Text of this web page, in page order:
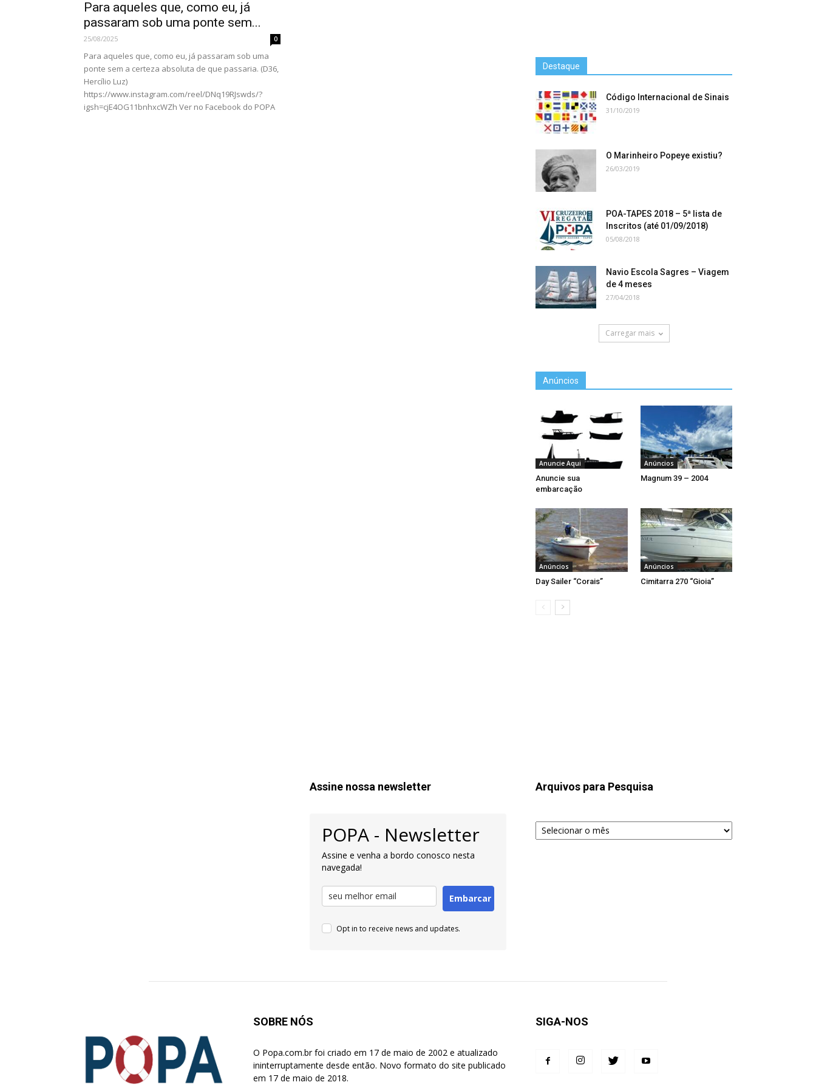
Para aqueles que, como eu, já
passaram sob uma ponte sem...
25/08/2025 0
Para aqueles que, como eu, já passaram sob uma
ponte sem a certeza absoluta de que passaria. (D36,
Hercílio Luz)
https://www.instagram.com/reel/DNq19RJswds/?
igsh=cjE4OG11bnhxcWZh Ver no Facebook do POPA
Destaque
Código Internacional de Sinais
31/10/2019
O Marinheiro Popeye existiu?
26/03/2019
POA-TAPES 2018 – 5ª lista de
Inscritos (até 01/09/2018)
05/08/2018
Navio Escola Sagres – Viagem
de 4 meses
27/04/2018
Carregar mais
Anúncios
Anuncie Aqui
Anuncie sua
embarcação
Anúncios
Magnum 39 – 2004
Anúncios
Day Sailer “Corais”
Anúncios
Cimitarra 270 “Gioia”
Assine nossa newsletter
POPA - Newsletter
Assine e venha a bordo conosco nesta
navegada!
Embarcar
Opt in to receive news and updates.
Arquivos para Pesquisa
Arquivos
para
SOBRE NÓS
O Popa.com.br foi criado em 17 de maio de 2002 e atualizado
ininterruptamente desde então. Novo formato do site publicado
em 17 de maio de 2018.
SIGA-NOS